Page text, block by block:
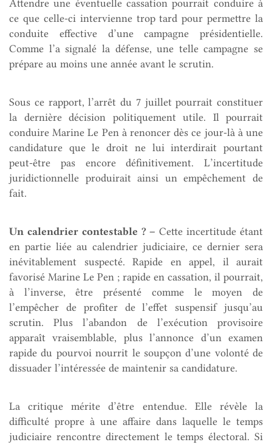
Attendre une éventuelle cassation pourrait conduire à
ce que celle-ci intervienne trop tard pour permettre la
conduite effective d’une campagne présidentielle.
Comme l’a signalé la défense, une telle campagne se
prépare au moins une année avant le scrutin.
Sous ce rapport, l’arrêt du 7 juillet pourrait constituer
la dernière décision politiquement utile. Il pourrait
conduire Marine Le Pen à renoncer dès ce jour-là à une
candidature que le droit ne lui interdirait pourtant
peut-être pas encore définitivement. L’incertitude
juridictionnelle produirait ainsi un empêchement de
fait.
Un calendrier contestable ? – Cette incertitude étant
en partie liée au calendrier judiciaire, ce dernier sera
inévitablement suspecté. Rapide en appel, il aurait
favorisé Marine Le Pen ; rapide en cassation, il pourrait,
à l’inverse, être présenté comme le moyen de
l’empêcher de profiter de l’effet suspensif jusqu’au
scrutin. Plus l’abandon de l’exécution provisoire
apparaît vraisemblable, plus l’annonce d’un examen
rapide du pourvoi nourrit le soupçon d’une volonté de
dissuader l’intéressée de maintenir sa candidature.
La critique mérite d’être entendue. Elle révèle la
difficulté propre à une affaire dans laquelle le temps
judiciaire rencontre directement le temps électoral. Si